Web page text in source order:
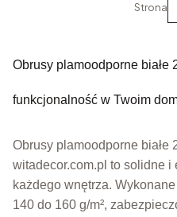
Strona
Obrusy plamoodporne białe
funkcjonalność w Twoim
Obrusy plamoodporne białe
witadecor.com.pl to solidne
każdego wnętrza.
140 do 160 g/m²,